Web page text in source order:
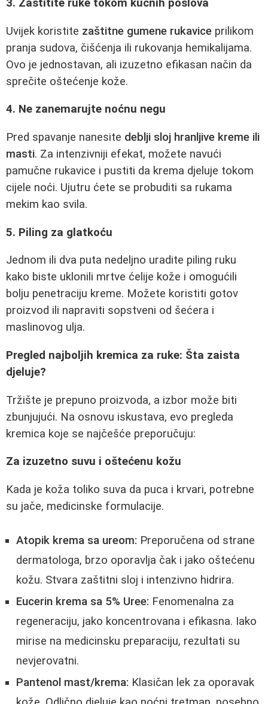
3. Zaštitite ruke tokom kućnih poslova
Uvijek koristite zaštitne gumene rukavice prilikom
pranja sudova, čišćenja ili rukovanja hemikalijama.
Ovo je jednostavan, ali izuzetno efikasan način da
sprečite oštećenje kože.
4. Ne zanemarujte noćnu negu
Pred spavanje nanesite deblji sloj hranljive kreme ili
masti. Za intenzivniji efekat, možete navući
pamučne rukavice i pustiti da krema djeluje tokom
cijele noći. Ujutru ćete se probuditi sa rukama
mekim kao svila.
5. Piling za glatkoću
Jednom ili dva puta nedeljno uradite piling ruku
kako biste uklonili mrtve ćelije kože i omogućili
bolju penetraciju kreme. Možete koristiti gotov
proizvod ili napraviti sopstveni od šećera i
maslinovog ulja.
Pregled najboljih kremica za ruke: Šta zaista
djeluje?
Tržište je prepuno proizvoda, a izbor može biti
zbunjujući. Na osnovu iskustava, evo pregleda
kremica koje se najčešće preporučuju:
Za izuzetno suvu i oštećenu kožu
Kada je koža toliko suva da puca i krvari, potrebne
su jače, medicinske formulacije.
Atopik krema sa ureom: Preporučena od strane
dermatologa, brzo oporavlja čak i jako oštećenu
kožu. Stvara zaštitni sloj i intenzivno hidrira.
Eucerin krema sa 5% Uree: Fenomenalna za
regeneraciju, jako koncentrovana i efikasna. Iako
mirise na medicinsku preparaciju, rezultati su
nevjerovatni.
Pantenol mast/krema: Klasičan lek za oporavak